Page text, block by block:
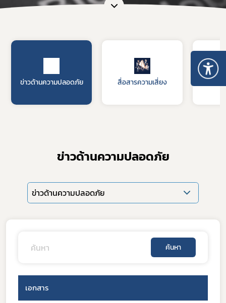
ข่าวด้านความปลอดภัย สื่อสารความเสี่ยง รับฟัง
ข่าวด้านความปลอดภัย
ข่าวด้านความปลอดภัย
ค้นหา
เอกสาร